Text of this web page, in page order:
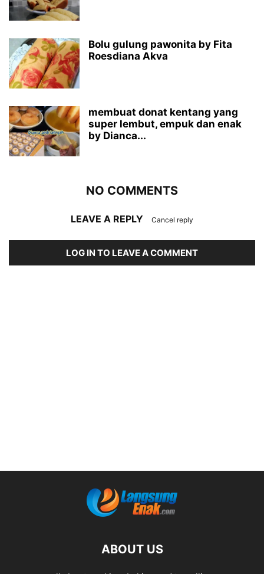
Bolu gulung pawonita by Fita
Roesdiana Akva
membuat donat kentang yang
super lembut, empuk dan enak
by Dianca...
NO COMMENTS
LEAVE A REPLY Cancel reply
LOG IN TO LEAVE A COMMENT
ABOUT US